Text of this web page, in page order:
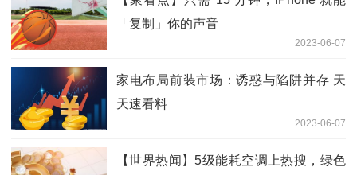
「复制」你的声音
2023-06-07
家电布局前装市场：诱惑与陷阱并存 天
天速看料
2023-06-07
【世界热闻】5级能耗空调上热搜，绿色